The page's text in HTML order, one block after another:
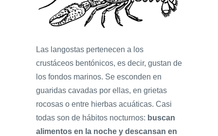
Las langostas pertenecen a los
crustáceos bentónicos, es decir, gustan de
los fondos marinos. Se esconden en
guaridas cavadas por ellas, en grietas
rocosas o entre hierbas acuáticas. Casi
todas son de hábitos nocturnos: buscan
alimentos en la noche y descansan en